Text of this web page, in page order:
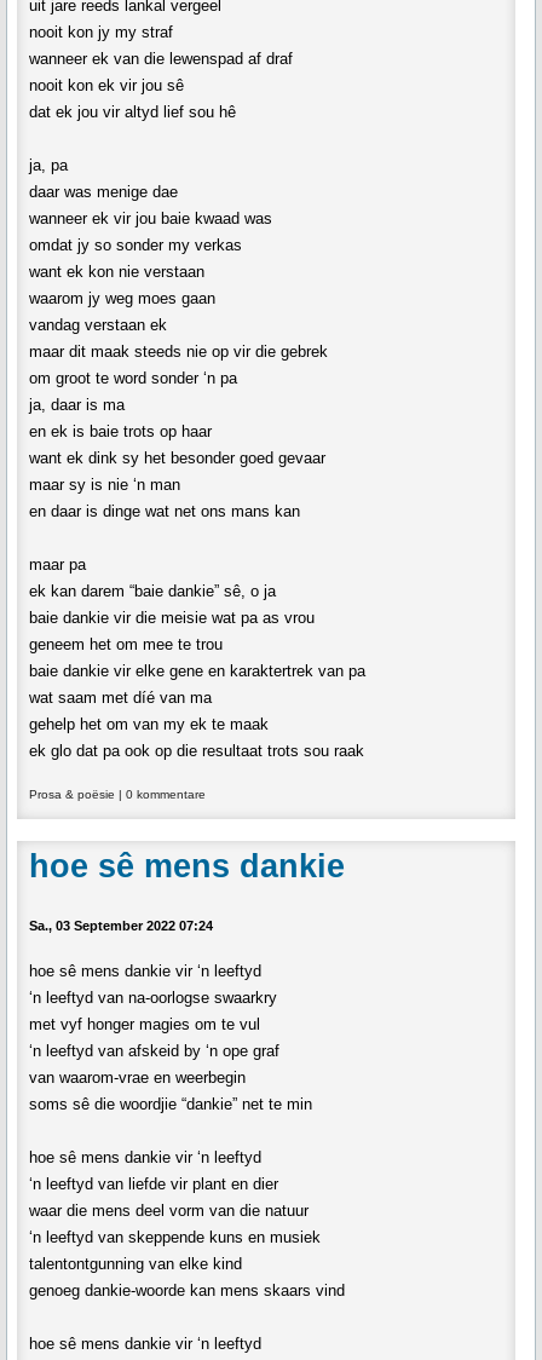
uit jare reeds lankal vergeel
nooit kon jy my straf
wanneer ek van die lewenspad af draf
nooit kon ek vir jou sê
dat ek jou vir altyd lief sou hê
ja, pa
daar was menige dae
wanneer ek vir jou baie kwaad was
omdat jy so sonder my verkas
want ek kon nie verstaan
waarom jy weg moes gaan
vandag verstaan ek
maar dit maak steeds nie op vir die gebrek
om groot te word sonder ‘n pa
ja, daar is ma
en ek is baie trots op haar
want ek dink sy het besonder goed gevaar
maar sy is nie ‘n man
en daar is dinge wat net ons mans kan
maar pa
ek kan darem “baie dankie” sê, o ja
baie dankie vir die meisie wat pa as vrou
geneem het om mee te trou
baie dankie vir elke gene en karaktertrek van pa
wat saam met díé van ma
gehelp het om van my ek te maak
ek glo dat pa ook op die resultaat trots sou raak
Prosa & poësie 0 kommentare
hoe sê mens dankie
Sa., 03 September 2022 07:24
hoe sê mens dankie vir ‘n leeftyd
‘n leeftyd van na-oorlogse swaarkry
met vyf honger magies om te vul
‘n leeftyd van afskeid by ‘n ope graf
van waarom-vrae en weerbegin
soms sê die woordjie “dankie” net te min
hoe sê mens dankie vir ‘n leeftyd
‘n leeftyd van liefde vir plant en dier
waar die mens deel vorm van die natuur
‘n leeftyd van skeppende kuns en musiek
talentontgunning van elke kind
genoeg dankie-woorde kan mens skaars vind
hoe sê mens dankie vir ‘n leeftyd